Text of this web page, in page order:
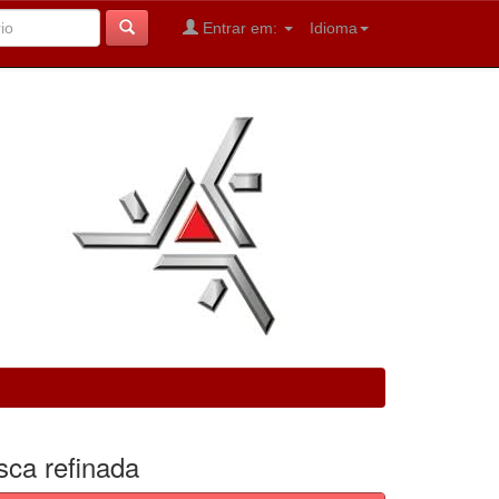
Idioma
Entrar em:
refinada